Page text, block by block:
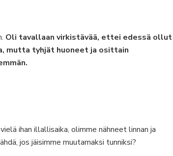
Oli tavallaan virkistävää, ettei edessä ollut
tyhjät huoneet ja osittain
ihan illallisaika, olimme nähneet linnan ja
jos jäisimme muutamaksi tunniksi?